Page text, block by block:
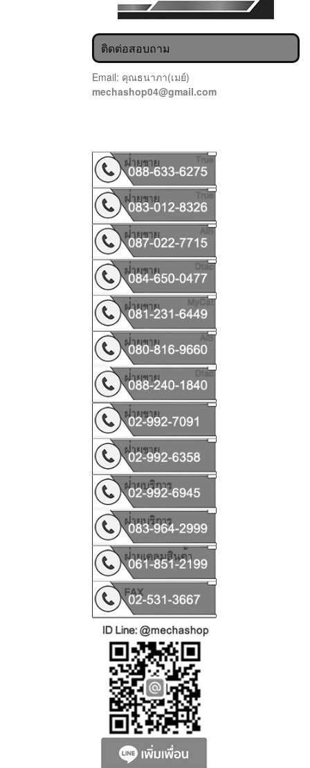
ติดต่อสอบถาม
Email: คุณธนาภา(เมย์)
mechashop04@gmail.com